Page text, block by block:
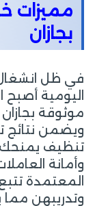
مميزات
بجازان
في ظل انشغال
اليومية
موثوقة بجازان
ويضمن نتائج
تنظيف يمنحك
وأمانة
المعتمدة
وتدريبهن مما